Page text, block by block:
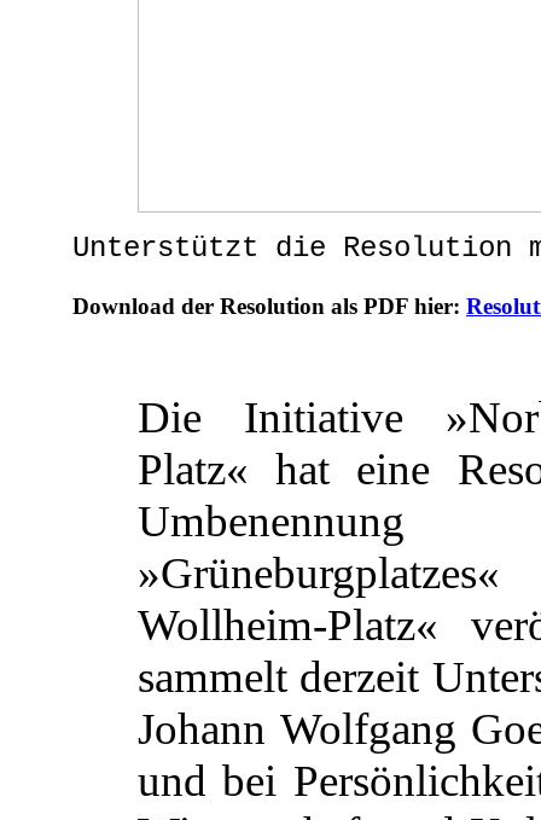
Unterstützt die
Download der Resolution als PDF hier:
Die Initiative
Platz« hat eine
Wollheim-Platz«
sammelt derzeit
Johann Wolfgang
und bei